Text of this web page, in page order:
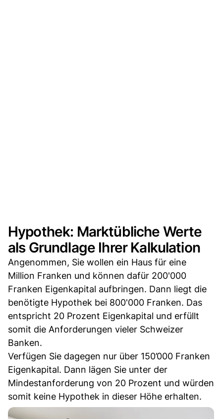
Hypothek: Marktübliche Werte
als Grundlage Ihrer Kalkulation
Angenommen, Sie wollen ein Haus für eine
Million Franken und können dafür 200'000
Franken Eigenkapital aufbringen. Dann liegt die
benötigte Hypothek bei 800'000 Franken. Das
entspricht 20 Prozent Eigenkapital und erfüllt
somit die Anforderungen vieler Schweizer
Banken.
Verfügen Sie dagegen nur über 150’000 Franken
Eigenkapital. Dann lägen Sie unter der
Mindestanforderung von 20 Prozent und würden
somit keine Hypothek in dieser Höhe erhalten.